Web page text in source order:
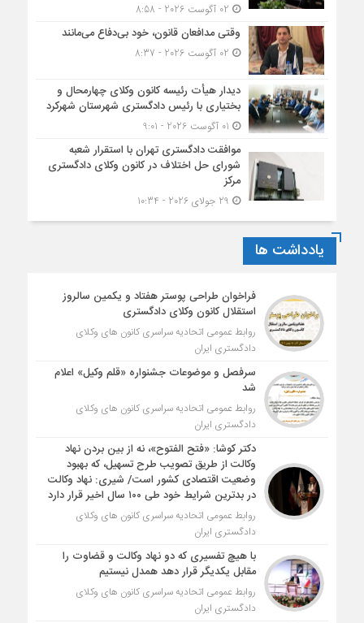
وقتی مدافعان قانون، خود بی‌دفاع می‌مانند
دیدار هیأت رئیسه کانون وکلای چهارمحال و
بختیاری با رئیس دادگستری شهرستان شهرکرد
موافقت دادگستری تهران با استقرار شعبه
شورای حل اختلاف در کانون وکلای دادگستری
مرکز
یادداشت ها
فراخوان طراحی پوستر هفتاد و یکمین سالروز
استقلال کانون وکلای دادگستری
روابط عمومی اتحادیه سراسری کانون های وکلای
دادگستری ایران
سرفصل و موضوعات جشنواره «قلم وکیل» اعلام
شد
روابط عمومی اتحادیه سراسری کانون های وکلای
دادگستری ایران
دکتر کوشا: «فتح الفتوح»، نه از بین بردن نهاد
وکالت از طریق تصویب طرح تسهیل، که بهبود
وضعیت اقتصادی کشور است/ شیری: نهاد وکالت
در بدترین شرایط خود طی ۱۰۰ سال اخیر قرار دارد
روابط عمومی اتحادیه سراسری کانون های وکلای
دادگستری ایران
با هیچ تفسیری که دو نهاد وکالت و قضاوت را
مقابل یکدیگر قرار دهد همدل نیستیم
روابط عمومی اتحادیه سراسری کانون های وکلای
دادگستری ایران